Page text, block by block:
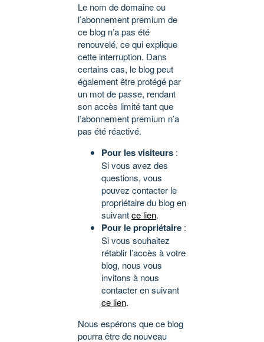
Le nom de domaine ou
l’abonnement premium de
ce blog n’a pas été
renouvelé, ce qui explique
cette interruption. Dans
certains cas, le blog peut
également être protégé par
un mot de passe, rendant
son accès limité tant que
l’abonnement premium n’a
pas été réactivé.
Pour les visiteurs :
Si vous avez des
questions, vous
pouvez contacter le
propriétaire du blog en
suivantce lien.
Pour le propriétaire :
Si vous souhaitez
rétablir l’accès à votre
blog, nous vous
invitons à nous
contacter en suivant
ce lien.
Nous espérons que ce blog
pourra être de nouveau